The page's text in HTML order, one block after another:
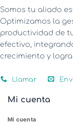
Somos tu aliado
Optimizamos la
productividad de
efectivo,
crecimiento y
Llamar
Mi cuenta
Mi cuenta